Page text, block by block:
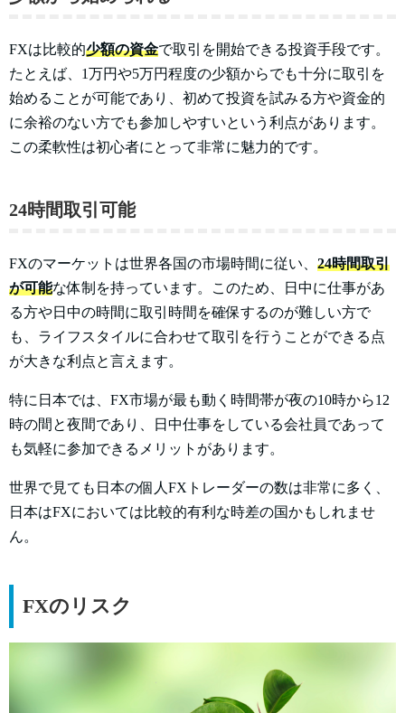
FXは比較的少額の資金で取引を開始できる投資手段です。
たとえば、1万円や5万円程度の少額からでも十分に取引を
始めることが可能であり、初めて投資を試みる方や資金的
に余裕のない方でも参加しやすいという利点があります。
この柔軟性は初心者にとって非常に魅力的です。
24時間取引可能
FXのマーケットは世界各国の市場時間に従い、 24時間取引
が可能な体制を持っています。このため、日中に仕事があ
る方や日中の時間に取引時間を確保するのが難しい方で
も、ライフスタイルに合わせて取引を行うことができる点
が大きな利点と言えます。
特に日本では、FX市場が最も動く時間帯が夜の10時から12
時の間と夜間であり、日中仕事をしている会社員であって
も気軽に参加できるメリットがあります。
世界で見ても日本の個人FXトレーダーの数は非常に多く、
日本はFXにおいては比較的有利な時差の国かもしれませ
ん。
FXのリスク